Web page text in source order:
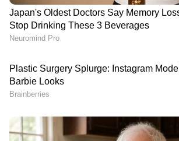
പ്രധാനമായും മൂന്ന്
ഇത് കഴിക്കുന്നത് കൊണ്ടുള്ള
DOWNLOAD APP